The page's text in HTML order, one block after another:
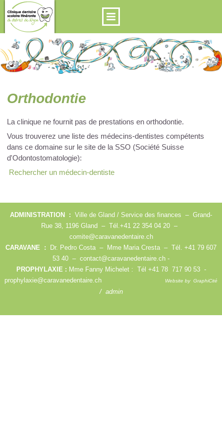
Orthodontie
La clinique ne fournit pas de prestations en orthodontie.
Vous trouverez une liste des médecins-dentistes compétents
dans ce domaine sur le site de la SSO (Société Suisse
d'Odontostomatologie):
Rechercher un médecin-dentiste
ADMINISTRATION : Ville de Gland / Service des finances – Grand-
Rue 38, 1196 Gland – Tél.+41 22 354 04 20 –
comite@caravanedentaire.ch
CARAVANE :
Dr. Pedro Costa – Mme Maria Cresta – Tél. +41 79 607
53 40 – contact@caravanedentaire.ch -
PROPHYLAXIE : Mme Fanny Michelet : Tél +41 78 717 90 53 -
prophylaxie@caravanedentaire.ch
Website by GraphiCité
/ admin